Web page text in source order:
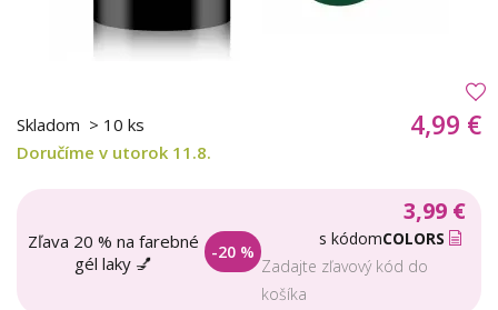
Skladom > 10 ks
Doručíme v utorok 11.8.
4,99 €
Zľava 20 % na farebné
gél laky 💅
-20 %
3,99 €
s kódomCOLORS
Zadajte zľavový kód do
košíka